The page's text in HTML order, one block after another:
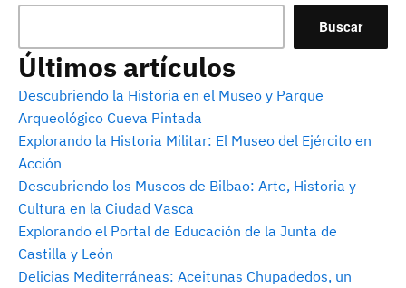
Buscar
Últimos artículos
Descubriendo la Historia en el Museo y Parque
Arqueológico Cueva Pintada
Explorando la Historia Militar: El Museo del Ejército en
Acción
Descubriendo los Museos de Bilbao: Arte, Historia y
Cultura en la Ciudad Vasca
Explorando el Portal de Educación de la Junta de
Castilla y León
Delicias Mediterráneas: Aceitunas Chupadedos, un